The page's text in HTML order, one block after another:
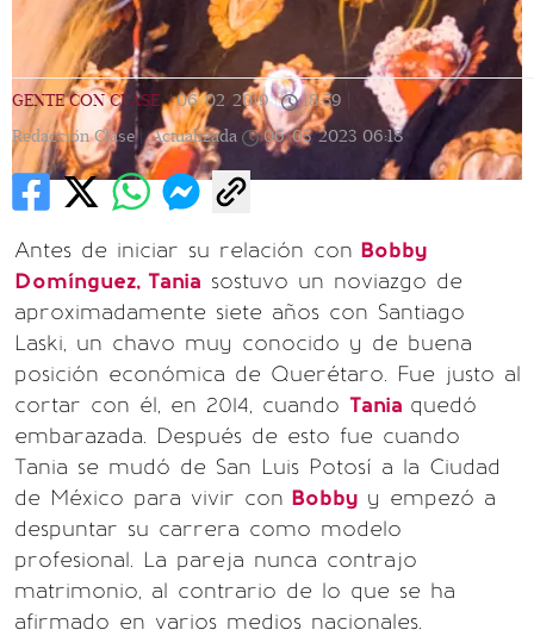
GENTE CON CLASE | 06/02/2019 | 18:59
Redacción Clase |
Actualizada 06/05/2023 06:18
Antes de iniciar su relación con Bobby
Domínguez, Tania sostuvo un noviazgo de
aproximadamente siete años con Santiago
Laski, un chavo muy conocido y de buena
posición económica de Querétaro. Fue justo al
cortar con él, en 2014, cuando Tania quedó
embarazada. Después de esto fue cuando
Tania se mudó de San Luis Potosí a la Ciudad
de México para vivir con Bobby y empezó a
despuntar su carrera como modelo
profesional. La pareja nunca contrajo
matrimonio, al contrario de lo que se ha
afirmado en varios medios nacionales.